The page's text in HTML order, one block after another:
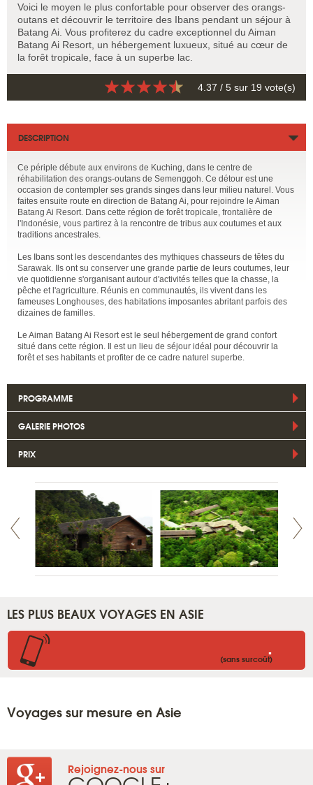
Voici le moyen le plus confortable pour observer des orangs-
outans et découvrir le territoire des Ibans pendant un séjour à
Batang Ai. Vous profiterez du cadre exceptionnel du Aiman
Batang Ai Resort, un hébergement luxueux, situé au cœur de
la forêt tropicale, face à un superbe lac.
4.37 / 5 sur 19 vote(s)
DESCRIPTION
Ce périple débute aux environs de Kuching, dans le centre de
réhabilitation des orangs-outans de Semenggoh. Ce détour est une
occasion de contempler ses grands singes dans leur milieu naturel. Vous
faites ensuite route en direction de Batang Ai, pour rejoindre le Aiman
Batang Ai Resort. Dans cette région de forêt tropicale, frontalière de
l'Indonésie, vous partirez à la rencontre de tribus aux coutumes et aux
traditions ancestrales.
Les Ibans sont les descendantes des mythiques chasseurs de têtes du
Sarawak. Ils ont su conserver une grande partie de leurs coutumes, leur
vie quotidienne s'organisant autour d'activités telles que la chasse, la
pêche et l'agriculture. Réunis en communautés, ils vivent dans les
fameuses Longhouses, des habitations imposantes abritant parfois des
dizaines de familles.
Le Aiman Batang Ai Resort est le seul hébergement de grand confort
situé dans cette région. Il est un lieu de séjour idéal pour découvrir la
forêt et ses habitants et profiter de ce cadre naturel superbe.
PROGRAMME
GALERIE PHOTOS
PRIX
LES PLUS BEAUX VOYAGES EN ASIE
.
(sans surcoût)
Voyages sur mesure en Asie
Rejoignez-nous sur